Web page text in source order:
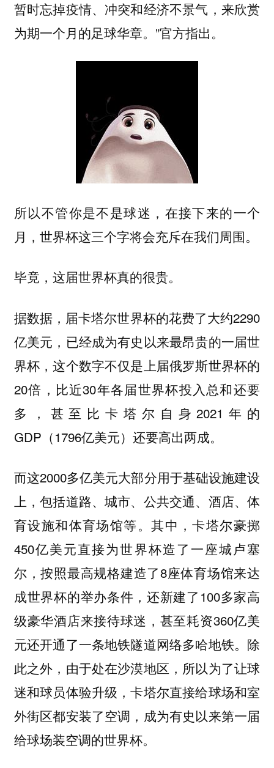
暂时忘掉疫情、冲突和经济不景气，来欣赏
为期一个月的足球华章。”官方指出。
所以不管你是不是球迷，在接下来的一个
月，世界杯这三个字将会充斥在我们周围。
毕竟，这届世界杯真的很贵。
据数据，届卡塔尔世界杯的花费了大约2290
亿美元，已经成为有史以来最昂贵的一届世
界杯，这个数字不仅是上届俄罗斯世界杯的
20倍，比近30年各届世界杯投入总和还要
多，甚至比卡塔尔自身2021年的
GDP（1796亿美元）还要高出两成。
而这2000多亿美元大部分用于基础设施建设
上，包括道路、城市、公共交通、酒店、体
育设施和体育场馆等。其中，卡塔尔豪掷
450亿美元直接为世界杯造了一座城卢塞
尔，按照最高规格建造了8座体育场馆来达
成世界杯的举办条件，还新建了100多家高
级豪华酒店来接待球迷，甚至耗资360亿美
元还开通了一条地铁隧道网络多哈地铁。除
此之外，由于处在沙漠地区，所以为了让球
迷和球员体验升级，卡塔尔直接给球场和室
外街区都安装了空调，成为有史以来第一届
给球场装空调的世界杯。